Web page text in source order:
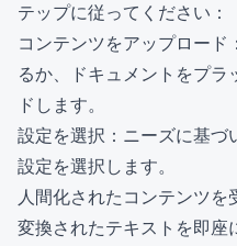
テップに従ってください：
コンテンツをアップロー
るか、ドキュメントをプ
ドします。
設定を選択：ニーズに基づ
設定を選択します。
人間化されたコンテンツを
変換されたテキストを即座